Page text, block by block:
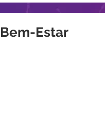
Bem-Estar